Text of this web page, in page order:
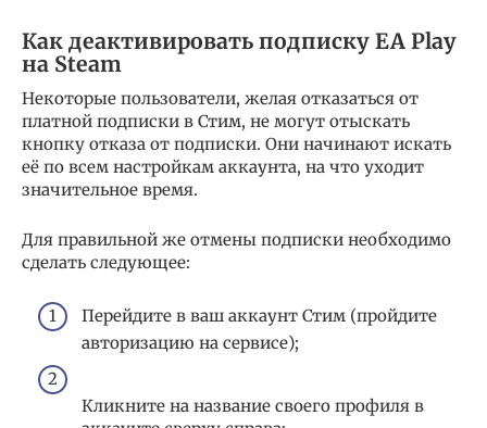
Как деактивировать подписку EA Play
на Steam
Некоторые пользователи, желая отказаться от
платной подписки в Стим, не могут отыскать
кнопку отказа от подписки. Они начинают искать
её по всем настройкам аккаунта, на что уходит
значительное время.
Для правильной же отмены подписки необходимо
сделать следующее:
Перейдите в ваш аккаунт Стим (пройдите
авторизацию на сервисе);
Кликните на название своего профиля в